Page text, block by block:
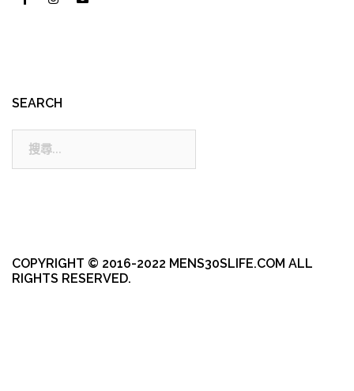
SEARCH
COPYRIGHT © 2016-2022 MENS30SLIFE.COM ALL
RIGHTS RESERVED.